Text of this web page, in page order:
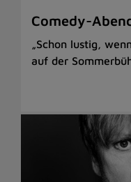
Comedy-
„Schon lustig,
auf der